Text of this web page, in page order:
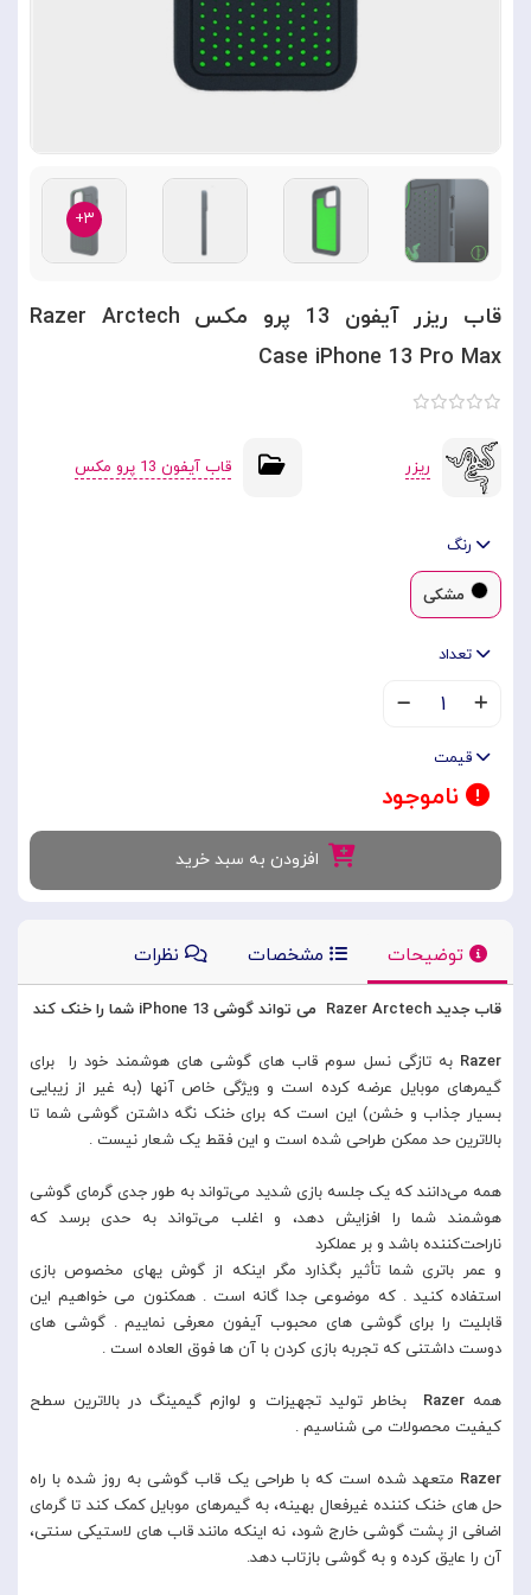
۳+
قاب ریزر آیفون 13 پرو مکس Razer Arctech
Case iPhone 13 Pro Max
ریزر قاب آیفون 13 پرو مکس
رنگ
مشکی
تعداد
۱
قیمت
ناموجود
افزودن به سبد خرید
توضیحات مشخصات نظرات
قاب جدید Razer Arctech می تواند گوشی iPhone 13 شما را خنک کند
Razer به تازگی نسل سوم قاب های گوشی های هوشمند خود را برای
گیمرهای موبایل عرضه کرده است و ویژگی خاص آنها (به غیر از زیبایی
بسیار جذاب و خشن) این است که برای خنک نگه داشتن گوشی شما تا
بالاترین حد ممکن طراحی شده است و این فقط یک شعار نیست .
همه می‌دانند که یک جلسه بازی شدید می‌تواند به طور جدی گرمای گوشی
هوشمند شما را افزایش دهد، و اغلب می‌تواند به حدی برسد که
ناراحت‌کننده باشد و بر عملکرد
و عمر باتری شما تأثیر بگذارد مگر اینکه از گوش یهای مخصوص بازی
استفاده کنید . که موضوعی جدا گانه است . همکنون می خواهیم این
قابلیت را برای گوشی های محبوب آیفون معرفی نماییم . گوشی های
دوست داشتنی که تجربه بازی کردن با آن ها فوق العاده است .
همهRazer
بخاطر تولید تجهیزات و لوازم گیمینگ در بالاترین سطح
کیفیت محصولات می شناسیم .
Razer متعهد شده است که با طراحی یک قاب گوشی به روز شده با راه
حل های خنک کننده غیرفعال بهینه، به گیمرهای موبایل کمک کند تا گرمای
اضافی از پشت گوشی خارج شود، نه اینکه مانند قاب های لاستیکی سنتی،
آن را عایق کرده و به گوشی بازتاب دهد.